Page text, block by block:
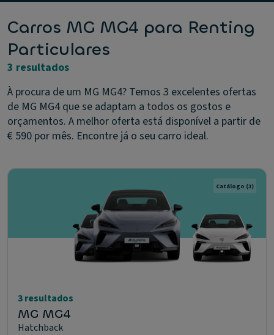
Carros MG MG4 para Renting
Particulares
3 resultados
À procura de um MG MG4? Temos 3 excelentes ofertas
de MG MG4 que se adaptam a todos os gostos e
orçamentos. A melhor oferta está disponível a partir de
€ 590 por mês. Encontre já o seu carro ideal.
Catálogo (3)
3 resultados
MG MG4
Hatchback